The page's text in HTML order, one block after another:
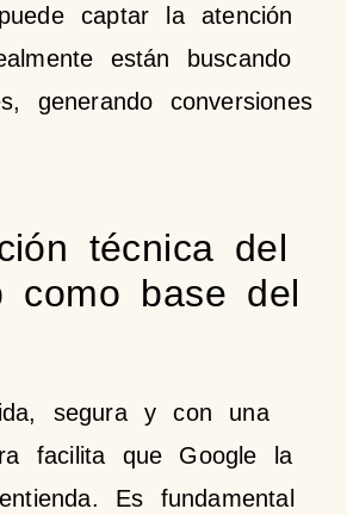
captar la atención
están buscando
generando conversiones
técnica del
como base del
segura y con una
facilita que Google la
Es fundamental